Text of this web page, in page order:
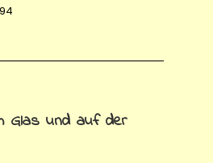
Glas und auf der